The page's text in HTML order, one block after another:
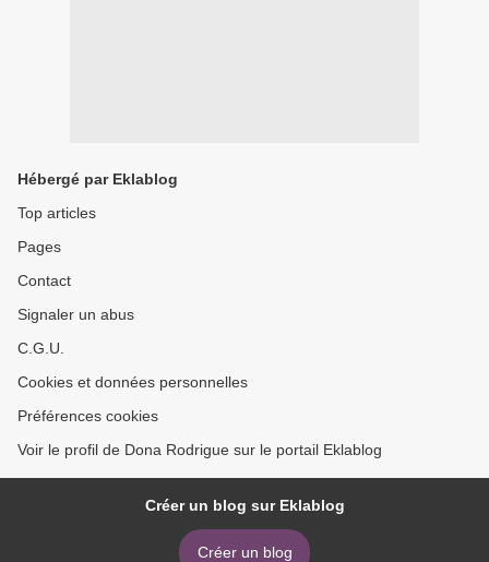
Hébergé par Eklablog
Top articles
Pages
Contact
Signaler un abus
C.G.U.
Cookies et données personnelles
Préférences cookies
Voir le profil de Dona Rodrigue sur le portail Eklablog
Créer un blog sur Eklablog
Créer un blog